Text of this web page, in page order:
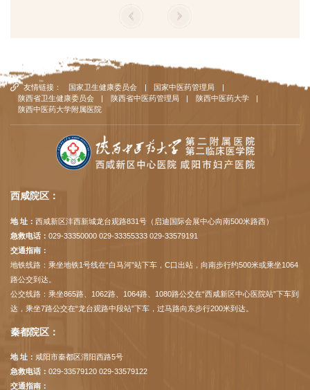
友情链接： 国家卫生健康委员会 国家中医药管理局
陕西省卫生健康委员会
陕西省中医药管理局 陕西中医药大学
陕西中医药大学附属医院
西咸院区：
地 址： 西咸新区沣西新城龙台观路831号（启迪国际会展中心向南500米路西）
急救电话： 029-33350000 029-33355333 029-33579191
交通指南：
地铁线路：乘坐地铁1号线在“白马河”站下车，C口出站，向南步行约500米或乘坐1064
路公交到达。
公交线路：乘坐865路、1062路、1064路、1080路公交在“西咸新区中心医院站”下车到
达，乘坐7路公交在“龙台观路中段站”下车，过马路向东步行200米到达。
秦都院区：
地 址： 咸阳市秦都区渭阳西路5号
急救电话： 029-33579120 029-33579122
交通指南：